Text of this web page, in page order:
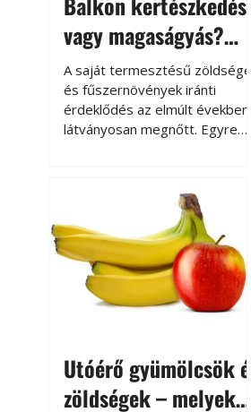
vagy magaságyás?
Helytakarékos
kertészkedés
A saját termesztésű zöldségek
és fűszernövények iránti
érdeklődés az elmúlt években
látványosan megnőtt. Egyre
kertészkedés sokak számára
kikapcsolódást és feltöltődést
is jelent.
Utóérő gyümölcsök és
zöldségek – melyek